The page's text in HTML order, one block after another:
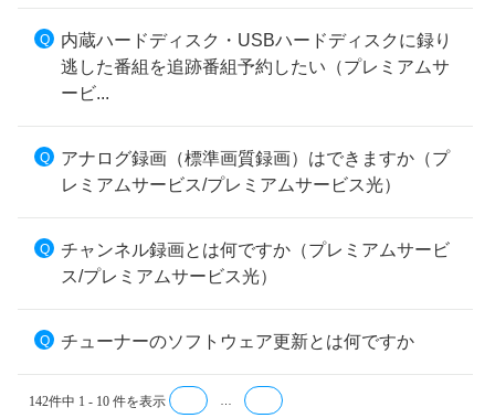
内蔵ハードディスク・USBハードディスクに録り
逃した番組を追跡番組予約したい（プレミアムサ
ービ...
アナログ録画（標準画質録画）はできますか（プ
レミアムサービス/プレミアムサービス光）
チャンネル録画とは何ですか（プレミアムサービ
ス/プレミアムサービス光）
チューナーのソフトウェア更新とは何ですか
142件中 1 - 10 件を表示